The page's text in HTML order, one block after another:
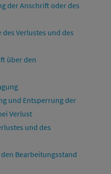
der Anschrift oder des
Verlustes und des
über den
und Entsperrung der
Verlust
und des
Bearbeitungsstand